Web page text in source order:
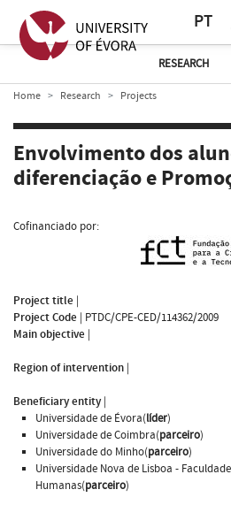
PT
RESEARCH
Home Research Projects
Envolvimento dos
diferenciação e
Cofinanciado por:
Project title |
Project Code | PTDC/CPE-CED/114362/2009
Main objective |
Region of intervention |
Beneficiary entity|
Universidade de Évora(líder)
Universidade de Coimbra(parceiro)
Universidade do Minho(parceiro)
Universidade Nova de Lisboa -
Humanas(parceiro)